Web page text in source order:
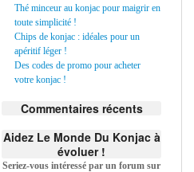
Thé minceur au konjac pour maigrir en
toute simplicité !
Chips de konjac : idéales pour un
apéritif léger !
Des codes de promo pour acheter
votre konjac !
Commentaires récents
Aidez Le Monde Du Konjac à
évoluer !
Seriez-vous intéressé par un forum sur